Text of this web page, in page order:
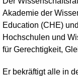
Akademie der
Education (CHE)
Hochschulen und
für Gerechtigkeit,
Er bekräftigt alle in